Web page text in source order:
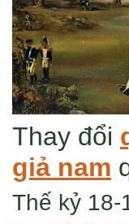
Thay đổi
giả nam
Thế kỷ 18-